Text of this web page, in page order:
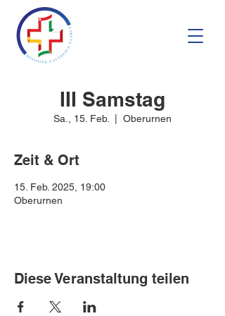
III Samstag
Sa., 15. Feb. Oberurnen
Zeit & Ort
15. Feb. 2025, 19:00
Oberurnen
Diese Veranstaltung teilen